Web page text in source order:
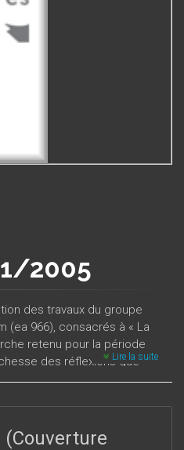
2005
des travaux du groupe
(ea 966), consacrés à « La
retenu pour la période
des réflexions que
dans le problème
Lire la suite
(Couverture